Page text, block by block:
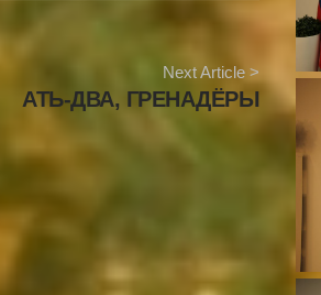
Next Article >
АТЬ-ДВА, ГРЕНАДЁРЫ